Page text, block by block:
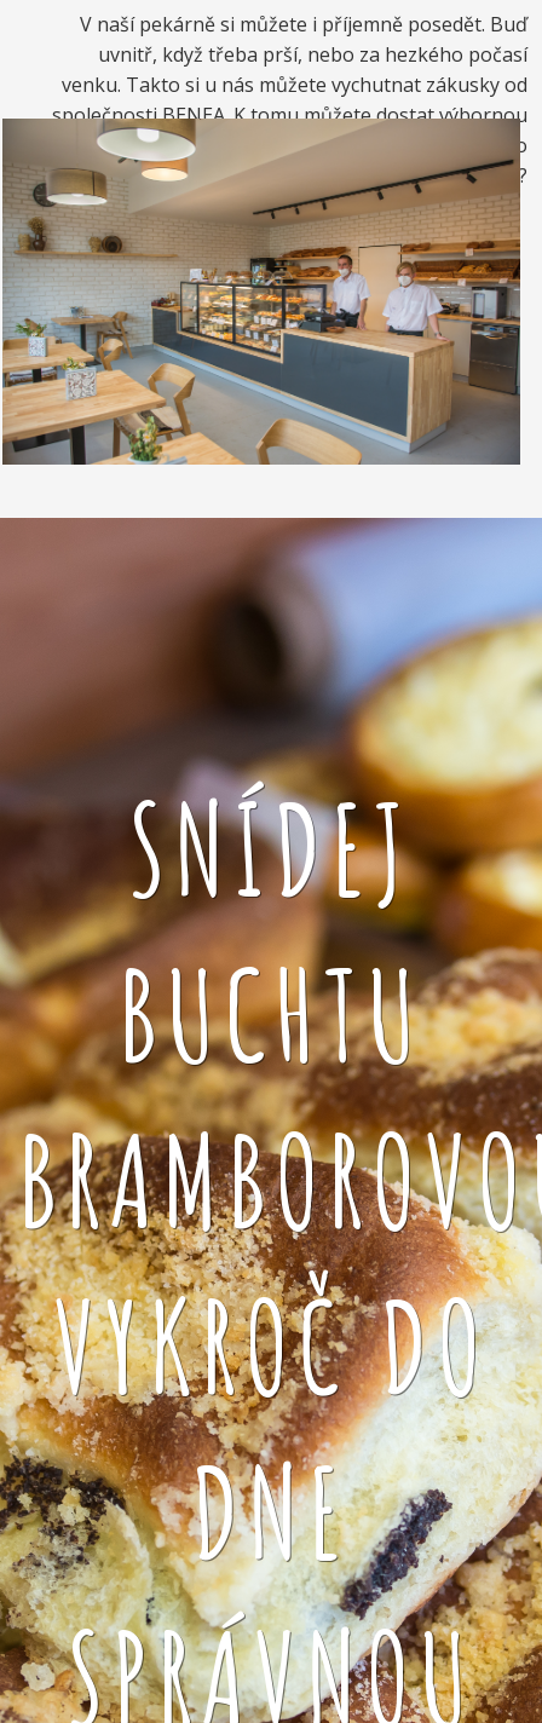
V naší pekárně si můžete i příjemně posedět. Buď
uvnitř, když třeba prší, nebo za hezkého počasí
venku. Takto si u nás můžete vychutnat zákusky od
společnosti BENEA. K tomu můžete dostat výbornou
kávou. Nebo si raději dáte zrmzlinový pohár nebo
vynikající točenou zmrzlinu?
SNÍDEJ
BUCHTU
VYKROČ DO
DNE
SPRÁVNOU